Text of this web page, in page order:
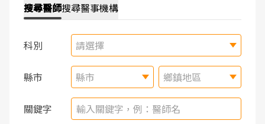
搜尋醫師搜尋醫事機構
科別 請選擇
縣市 縣市 鄉鎮地區
關鍵字